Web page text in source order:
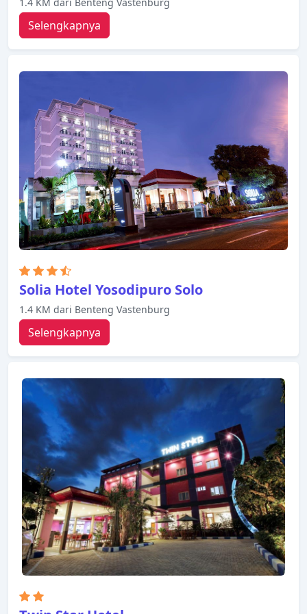
Selengkapnya
Solia Hotel Yosodipuro Solo
1.4 KM dari Benteng Vastenburg
Selengkapnya